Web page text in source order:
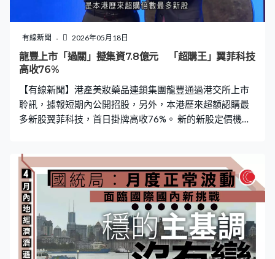
有線新聞 2026年05月18日
龍豐上市「過關」擬集資7.8億元 「超購王」翼菲科技
高收76%
【有線新聞】港產美妝藥品連鎖集團龍豐通過港交所上市
聆訊，據報短期內公開招股，另外，本港歷來超額認購最
多新股翼菲科技，首日掛牌高收76%。 新的新股定價機制
售部分接獲逾33萬份申請，超額認購1.48萬倍，是本港歷
來超購倍數最多新股，一手中籤率3%。 定價新制落實至今
已有21家新股，超額認購倍數超過5,000倍。 另外，港產
美妝藥品連鎖集團龍豐通過港交所上市聆訊，據報集資7.8
億元。龍豐1992年在上水開設首家店舖，及後乘著內地開
放個人遊以及「一簽多行」等措施，分店數目持續增加，
現時在港有31家門店，合計可用樓面面積逾12.3萬平方